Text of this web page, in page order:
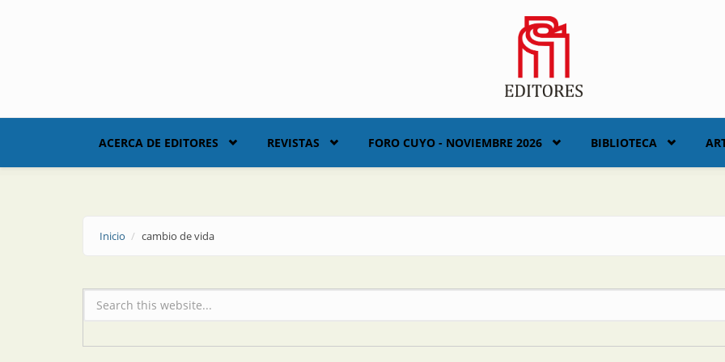
ACERCA DE EDITORES REVISTAS FORO CUYO - NOVIEMBRE 2026 BIBLIOTECA
Inicio cambio de vida
Formulario de búsqueda